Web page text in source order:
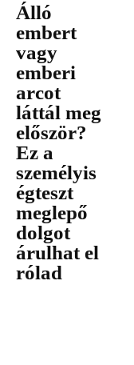
Álló
embert
vagy
emberi
arcot
láttál meg
először?
Ez a
személyis
égteszt
meglepő
dolgot
árulhat el
rólad